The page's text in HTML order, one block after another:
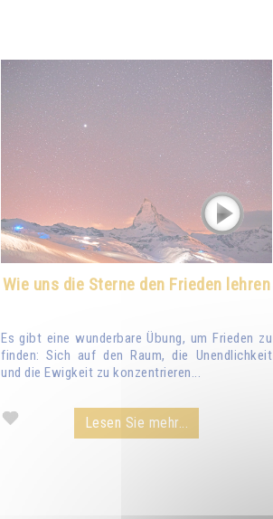
Wie uns die Sterne den Frieden lehren
Es gibt eine wunderbare Übung, um Frieden zu
finden: Sich auf den Raum, die Unendlichkeit
und die Ewigkeit zu konzentrieren...
Lesen Sie mehr...